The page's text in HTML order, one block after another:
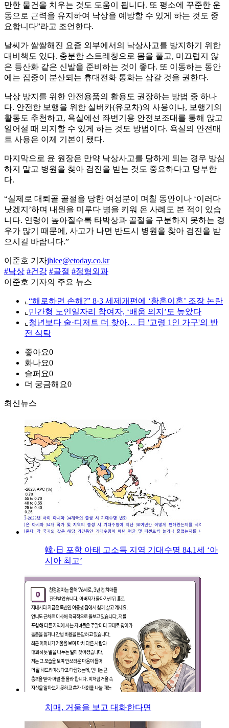
만한 물건을 치우는 것도 도움이 됩니다. 또 평소에 꾸준한 운
동으로 근력을 유지하여 낙상을 예방할 수 있게 하는 것도 중
요합니다”라고 조언한다.
날씨가 쌀쌀해진 요즘 외부에서의 낙상사고를 방지하기 위한
대비책도 있다. 충분한 스트레칭으로 몸을 풀고, 미끄럽지 않
은 등산화 같은 신발을 준비하는 것이 좋다. 또 이동하는 동안
에는 집중이 분산되는 휴대전화 통화는 삼갈 것을 권한다.
낙상 방지를 위한 안전용품의 활용도 권장하는 방법 중 하나
다. 안전한 보행을 위한 실버카(유모차)의 사용이나, 보행기의
활동도 추천하고, 욕실에선 좌변기용 안전보조대를 통해 앉고
일어설 때 의지할 수 있게 하는 것도 방법이다. 욕실의 안전매
트 사용은 이제 기본이 됐다.
마지막으로 윤 원장은 만약 낙상사고를 당하게 되는 경우 방심
하지 말고 병원을 찾아 검진을 받는 것도 중요하다고 당부한
다.
“실제로 대퇴골 골절을 당한 여성분이 며칠 동안이나 ‘이러다
낫겠지’하며 내원을 미루다 병을 키워 온 사례도 본 적이 있습
니다. 연령이 높아질수록 타박상과 골절을 구분하지 못하는 경
우가 많기 때문에, 사고가 나면 반드시 병원을 찾아 검진을 받
으시길 바랍니다.”
이준호 기자jhlee@etoday.co.kr
#낙상 #건강 #골절 #정형외과
이준호 기자의 주요 뉴스
⌞ “해로하면 손해?” 8·3 세제개편에 ‘황혼이혼’ 조장 논란
⌞ 민간형 노인일자리 참여자, ‘배움 의지’도 높았다
⌞ 청년보다 술·디저트 더 찾아… 日 '고령 1인 가구'의 반
전 식탁
좋아요0
화나요0
슬퍼요0
더 궁금해요0
최신뉴스
韓·日 포함 아태 고소득 지역 기대수명 84.1세 ‘아
시아 최고’
치매, 거울을 보고 대화한다면